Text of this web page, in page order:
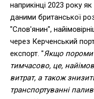
наприкінці 2023 року
даними британської
"Слов'янин",
через Керченський
експорт. "Якщо пороми
тимчасово, це,
витрат, а також
транспортуванні